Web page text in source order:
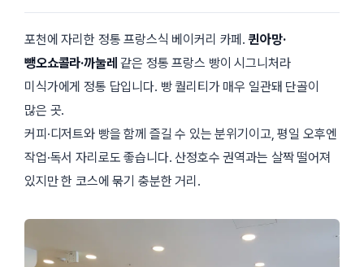
포천에 자리한 정통 프랑스식 베이커리 카페.퀸아망·
뺑오쇼콜라·까눌레 같은 정통 프랑스 빵이 시그니처라
미식가에게 정통 답입니다. 빵 퀄리티가 매우 일관돼 단골이
많은 곳.
커피·디저트와 빵을 함께 즐길 수 있는 분위기이고, 평일 오후엔
작업·독서 자리로도 좋습니다. 산정호수 권역과는 살짝 떨어져
있지만 한 코스에 묶기 충분한 거리.